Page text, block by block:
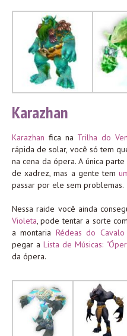
Karazhan
Karazhan fica na Trilha do
rápida de solar, você só tem
na cena da ópera. A única
de xadrez, mas a gente tem
passar por ele sem problemas.
Nessa raide você ainda
Violeta , pode tentar a sorte
a montaria Rédeas do
pegar aLista de Músicas:
da ópera.